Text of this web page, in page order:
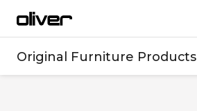
Original Furniture Products